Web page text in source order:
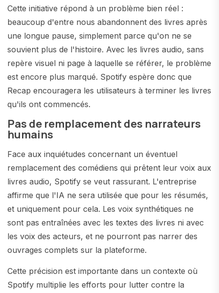
Cette initiative répond à un problème bien réel :
beaucoup d'entre nous abandonnent des livres après
une longue pause, simplement parce qu'on ne se
souvient plus de l'histoire. Avec les livres audio, sans
repère visuel ni page à laquelle se référer, le problème
est encore plus marqué. Spotify espère donc que
Recap encouragera les utilisateurs à terminer les livres
qu'ils ont commencés.
Pas de remplacement des narrateurs
humains
Face aux inquiétudes concernant un éventuel
remplacement des comédiens qui prêtent leur voix aux
livres audio, Spotify se veut rassurant. L'entreprise
affirme que l'IA ne sera utilisée que pour les résumés,
et uniquement pour cela. Les voix synthétiques ne
sont pas entraînées avec les textes des livres ni avec
les voix des acteurs, et ne pourront pas narrer des
ouvrages complets sur la plateforme.
Cette précision est importante dans un contexte où
Spotify multiplie les efforts pour lutter contre la